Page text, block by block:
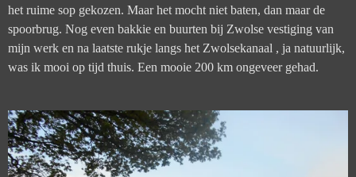
het ruime sop gekozen. Maar het mocht niet baten, dan maar de
spoorbrug. Nog even bakkie en buurten bij Zwolse vestiging van
mijn werk en na laatste rukje langs het Zwolsekanaal , ja natuurlijk,
was ik mooi op tijd thuis. Een mooie 200 km ongeveer gehad.